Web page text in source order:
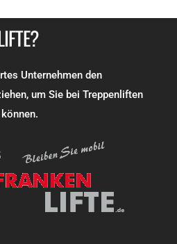
Unternehmen den
um Sie bei Treppenliften